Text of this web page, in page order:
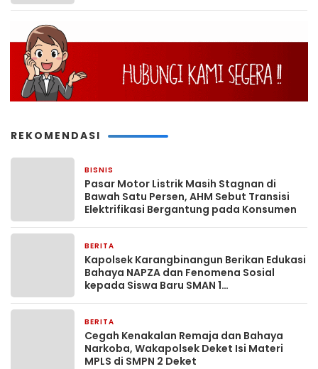
REKOMENDASI
BISNIS
Pasar Motor Listrik Masih Stagnan di
Bawah Satu Persen, AHM Sebut Transisi
Elektrifikasi Bergantung pada Konsumen
BERITA
Kapolsek Karangbinangun Berikan Edukasi
Bahaya NAPZA dan Fenomena Sosial
kepada Siswa Baru SMAN 1
BERITA
Cegah Kenakalan Remaja dan Bahaya
Narkoba, Wakapolsek Deket Isi Materi
MPLS di SMPN 2 Deket